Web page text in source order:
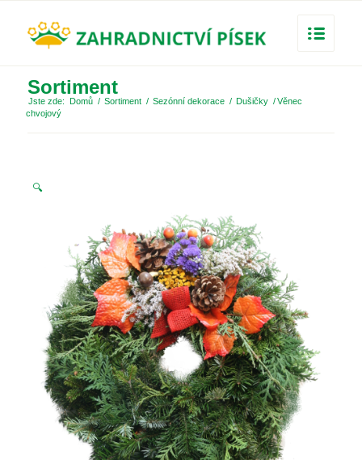
Sortiment
Jste zde: Domů / Sortiment / Sezónní dekorace / Dušičky / Věnec
chvojový
🔍